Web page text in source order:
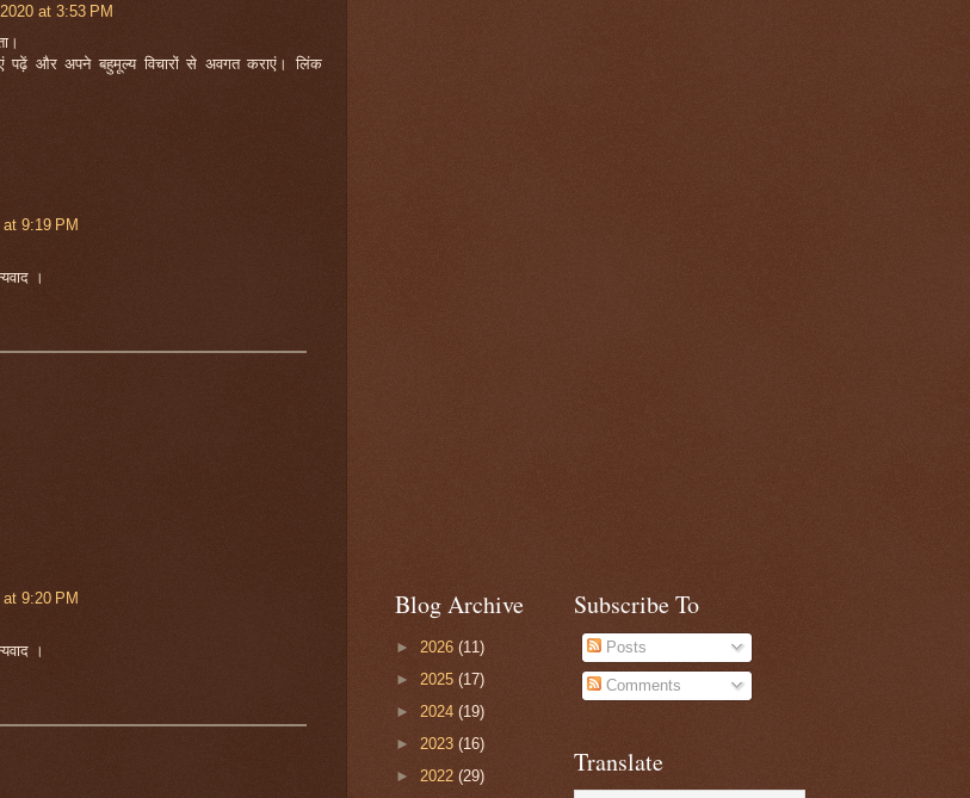
at 3:53 PM
पढ़ें और अपने बहुमूल्य विचारों से अवगत कराएं। लिंक
9:19 PM
।
9:20 PM
।
Blog Archive
► 2026 (11)
► 2025 (17)
► 2024 (19)
► 2023 (16)
► 2022 (29)
Subscribe To
Posts
Comments
Translate